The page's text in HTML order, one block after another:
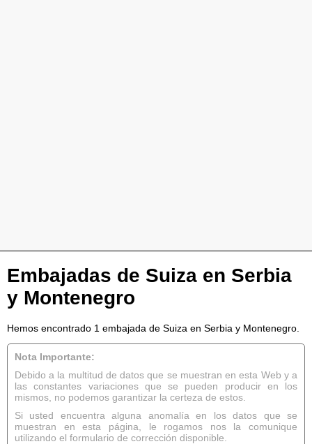
Embajadas de Suiza en Serbia
y Montenegro
Hemos encontrado 1 embajada de Suiza en Serbia y Montenegro.
Nota Importante:
Debido a la multitud de datos que se muestran en esta Web y a
las constantes variaciones que se pueden producir en los
mismos, no podemos garantizar la certeza de estos.
Si usted encuentra alguna anomalía en los datos que se
muestran en esta página, le rogamos nos la comunique
utilizando el formulario de corrección disponible.